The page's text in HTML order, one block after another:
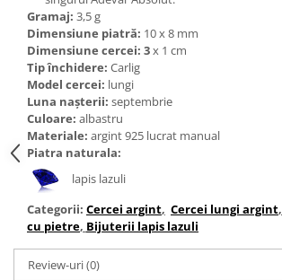
Bijuterii morganit
Gramaj: 3,5 g
Dimensiune piatră: 10 x 8 mm
Dimensiune cercei: 3x 1 cm
Tip închidere: Carlig
Model cercei: lungi
Luna nașterii: septembrie
Culoare: albastru
Materiale: argint 925 lucrat manual
Piatra naturala:
lapis lazuli
Categorii: Cercei argint, Cercei lungi argint,
cu pietre, Bijuterii lapis lazuli
Review-uri(0)